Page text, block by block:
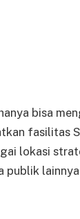
bisa
fasilitas
lokasi
publik